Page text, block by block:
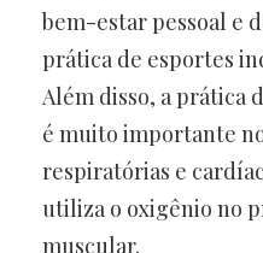
bem-estar pessoal e
prática de esportes
Além disso, a prática
é muito importante
respiratórias e
utiliza o oxigênio no
muscular.